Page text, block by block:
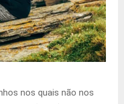
nos quais não nos